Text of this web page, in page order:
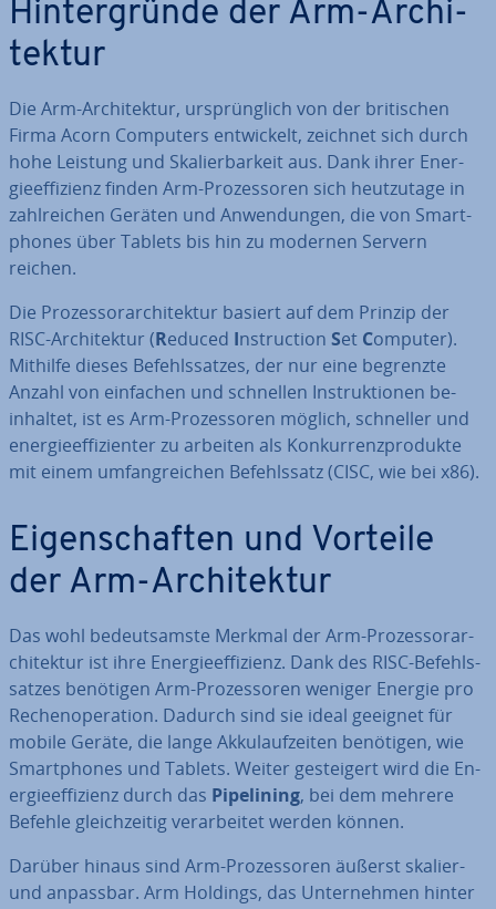
Hin­ter­grün­de der Arm-Ar­chi­
tek­tur
Die Arm-Ar­chi­tek­tur, ur­sprüng­lich von der bri­ti­schen
Firma Acorn Computers ent­wi­ckelt, zeichnet sich durch
hohe Leistung und Ska­lier­bar­keit aus. Dank ihrer En­er­
gie­ef­fi­zi­enz finden Arm-Pro­zes­so­ren sich heut­zu­ta­ge in
zahl­rei­chen Geräten und An­wen­dun­gen, die von Smart­
phones über Tablets bis hin zu modernen Servern
reichen.
Die Pro­zes­sor­ar­chi­tek­tur basiert auf dem Prinzip der
RISC-Ar­chi­tek­tur (Reduced Ins­truc­tion Set Computer).
Mithilfe dieses Be­fehls­sat­zes, der nur eine begrenzte
Anzahl von einfachen und schnellen In­struk­tio­nen be­
inhal­tet, ist es Arm-Pro­zes­so­ren möglich, schneller und
en­er­gie­ef­fi­zi­en­ter zu arbeiten als Kon­kur­renz­pro­duk­te
mit einem um­fang­rei­chen Be­fehls­satz (CISC, wie bei x86).
Ei­gen­schaf­ten und Vorteile
der Arm-Ar­chi­tek­tur
Das wohl be­deut­sams­te Merkmal der Arm-Pro­zes­sor­ar­
chi­tek­tur ist ihre En­er­gie­ef­fi­zi­enz. Dank des RISC-Be­fehls­
sat­zes benötigen Arm-Pro­zes­so­ren weniger Energie pro
Re­chen­ope­ra­ti­on. Dadurch sind sie ideal geeignet für
mobile Geräte, die lange Ak­ku­lauf­zei­ten benötigen, wie
Smart­phones und Tablets. Weiter ge­stei­gert wird die En­
er­gie­ef­fi­zi­enz durch das Pipe­lining, bei dem mehrere
Befehle gleich­zei­tig ver­ar­bei­tet werden können.
Darüber hinaus sind Arm-Pro­zes­so­ren äußerst skalier-
und anpassbar. Arm Holdings, das Un­ter­neh­men hinter